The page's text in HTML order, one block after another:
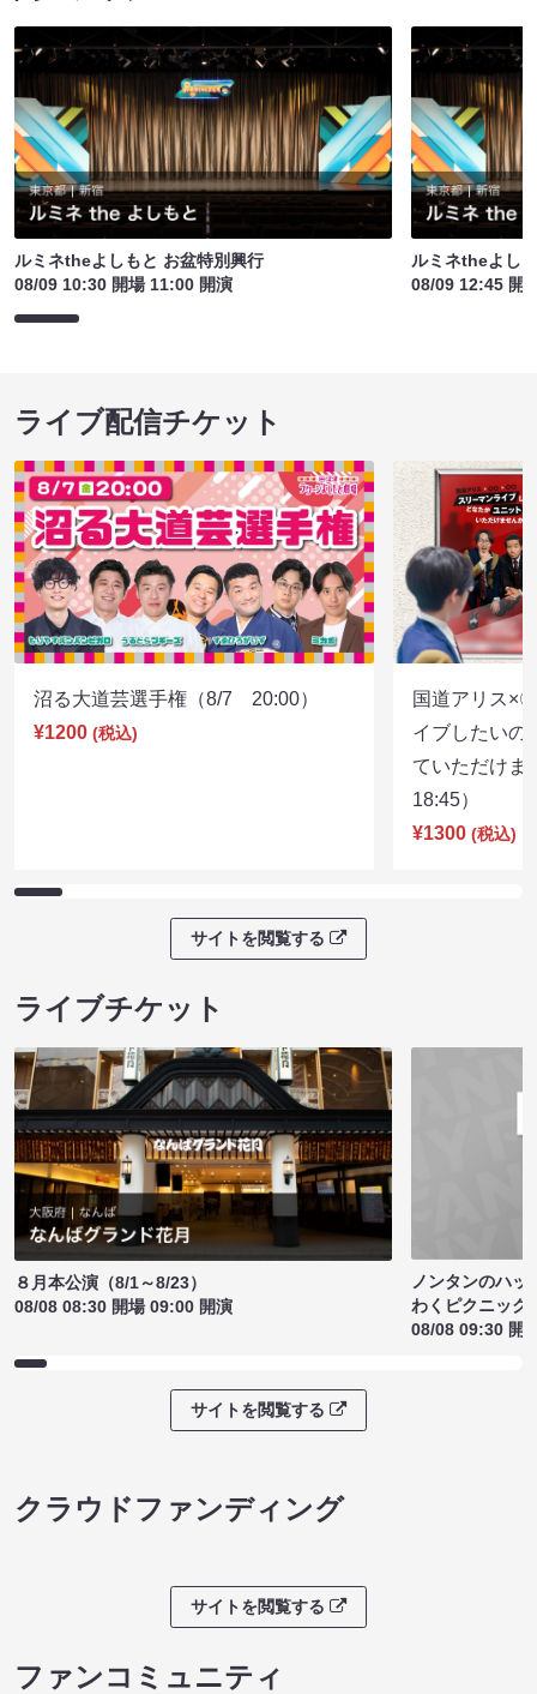
ルミネtheよしもと お盆特別興行
08/09 10:30 開場 11:00 開演
ルミネtheよし
08/09 12:45 開
ライブ配信チケット
沼る大道芸選手権（8/7 20:00）
¥1200 (税込)
国道アリス×
イブしたいの
ていただけ
18:45）
¥1300 (税込)
サイトを閲覧する
ライブチケット
８月本公演（8/1～8/23）
08/08 08:30 開場 09:00 開演
ノンタンのハッ
わくピクニック
08/08 09:30 開
サイトを閲覧する
クラウドファンディング
サイトを閲覧する
ファンコミュニティ